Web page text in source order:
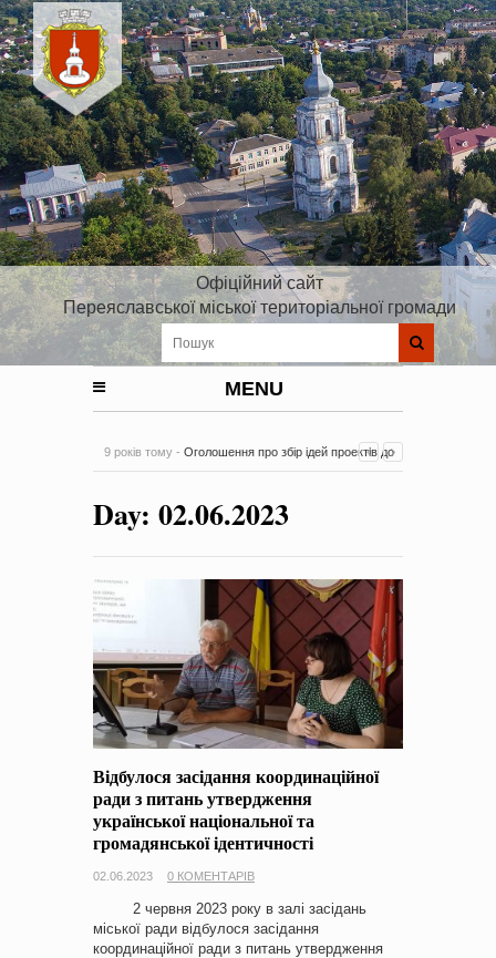
Офіційний сайт
Переяславської міської територіальної громади
MENU
9 років тому - Оголошення про збір ідей проектів до
на період 2018 – 2020 роки Оголошення про збір ідей
проектів
0 Коментарів
Day: 02.06.2023
Відбулося засідання координаційної
ради з питань утвердження
української національної та
громадянської ідентичності
02.06.2023 0 КОМЕНТАРІВ
2 червня 2023 року в залі засідань
міської ради відбулося засідання
координаційної ради з питань утвердження